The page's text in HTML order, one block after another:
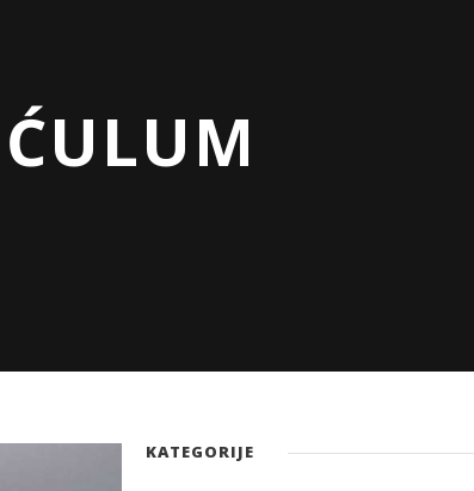
KATEGORIJE